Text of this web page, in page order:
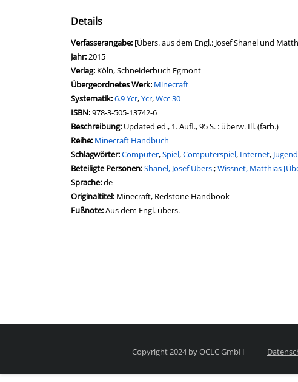
Details
Suche nach diesem Verfasser
Verfasserangabe: [Übers. aus dem Engl.: Josef Shanel und
Jahr:2015
Verlag: Köln, Schneiderbuch Egmont
Übergeordnetes Werk: Minecraft
opens in new tab
Diesen Link in neuem Tab öffnen
Systematik:Suche nach dieser Systematik
6.9 Ycr,Ycr,Wcc 30
Suche nach diesem Interessenskreis
ISBN:978-3-505-13742-6
Beschreibung: Updated ed., 1. Aufl., 95 S. : überw. Ill. (farb.)
Reihe: Minecraft Handbuch
Schlagwörter:Computer,Spiel,Computerspiel, Internet,
Beteiligte Personen:Suche nach dieser Beteiligten Person
Shanel, Josef Übers.;Wissnet, Matthias
Sprache:de
Originaltitel: Minecraft, Redstone Handbook
Fußnote:Aus dem Engl. übers.
Copyright 2024 by OCLC GmbH |